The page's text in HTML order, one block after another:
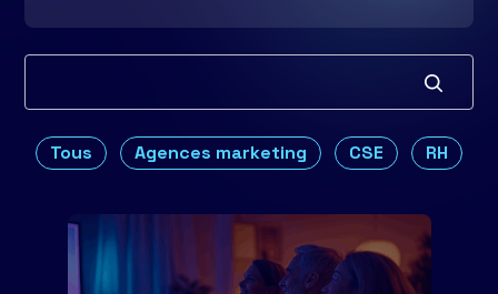
Tous Agences marketing CSE RH